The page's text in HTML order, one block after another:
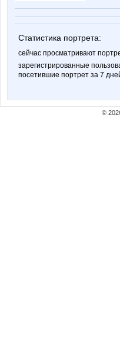
Статистика портрета:
сейчас просматривают
зарегистрированные
посетившие портрет за 7
©